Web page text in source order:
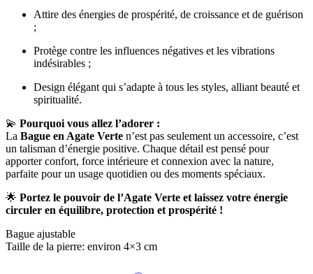
Attire des énergies de prospérité, de croissance et de guérison
;
Protège contre les influences négatives et les vibrations
indésirables ;
Design élégant qui s’adapte à tous les styles, alliant beauté et
spiritualité.
💫 Pourquoi vous allez l’adorer :
La Bague en Agate Verte n’est pas seulement un accessoire, c’est
un talisman d’énergie positive. Chaque détail est pensé pour
apporter confort, force intérieure et connexion avec la nature,
parfaite pour un usage quotidien ou des moments spéciaux.
🌟 Portez le pouvoir de l’Agate Verte et laissez votre énergie
circuler en équilibre, protection et prospérité !
Bague ajustable
Taille de la pierre: environ 4×3 cm